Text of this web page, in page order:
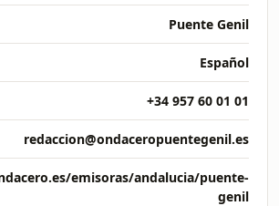
Puente Genil
Español
+34 957 60 01 01
redaccion@ondaceropuentegenil.es
emisoras/andalucia/puente-
genil